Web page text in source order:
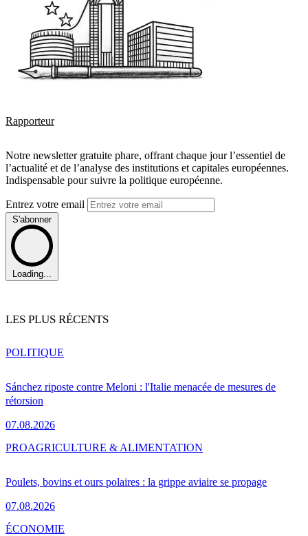
Rapporteur
Notre newsletter gratuite phare, offrant chaque jour l’essentiel de
l’actualité et de l’analyse des institutions et capitales européennes.
Indispensable pour suivre la politique européenne.
Entrez votre email
S'abonner
Loading...
LES PLUS RÉCENTS
Sánchez riposte contre Meloni : l'Italie menacée de mesures de
rétorsion
07.08.2026
POLITIQUE
Poulets, bovins et ours polaires : la grippe aviaire se propage
07.08.2026
PROAGRICULTURE & ALIMENTATION
ÉCONOMIE